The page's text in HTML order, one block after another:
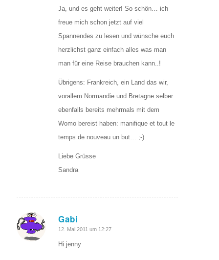
Ja, und es geht weiter! So schön… ich
freue mich schon jetzt auf viel
Spannendes zu lesen und wünsche euch
herzlichst ganz einfach alles was man
man für eine Reise brauchen kann..!
Übrigens: Frankreich, ein Land das wir,
vorallem Normandie und Bretagne selber
ebenfalls bereits mehrmals mit dem
Womo bereist haben: manifique et tout le
temps de nouveau un but… ;-)
Liebe Grüsse
Sandra
Gabi
sagte:
12. Mai 2011 um 12:27
Hi jenny